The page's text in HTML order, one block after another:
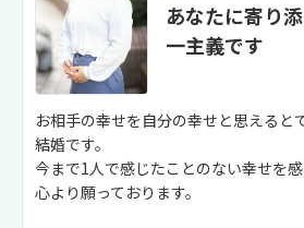
あなたに寄り
一主義です
お相手の幸せを自分の幸せと思えると
結婚です。
今まで1人で感じたことのない幸せを
心より願っております。